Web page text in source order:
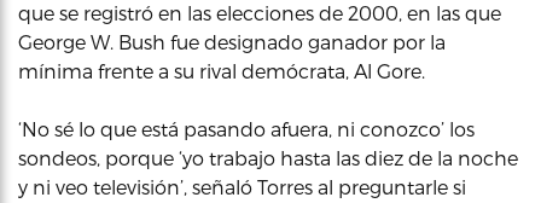
que se registró en las elecciones de 2000, en las que
George W. Bush fue designado ganador por la
mínima frente a su rival demócrata, Al Gore.
‘No sé lo que está pasando afuera, ni conozco’ los
sondeos, porque ‘yo trabajo hasta las diez de la noche
y ni veo televisión’, señaló Torres al preguntarle si